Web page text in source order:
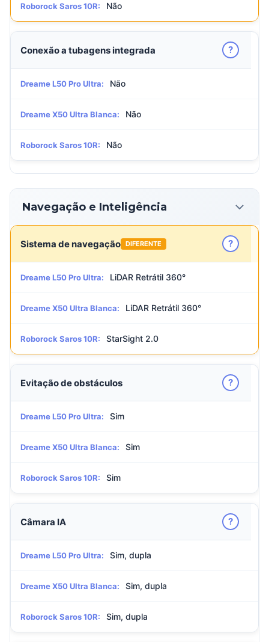
Roborock Saros 10R: Não
Conexão a tubagens integrada ?
Dreame L50 Pro Ultra: Não
Dreame X50 Ultra Blanca: Não
Roborock Saros 10R: Não
Navegação e Inteligência
Sistema de navegação DIFERENTE ?
Dreame L50 Pro Ultra: LiDAR Retrátil 360°
Dreame X50 Ultra Blanca: LiDAR Retrátil 360°
Roborock Saros 10R: StarSight 2.0
Evitação de obstáculos ?
Dreame L50 Pro Ultra: Sim
Dreame X50 Ultra Blanca: Sim
Roborock Saros 10R: Sim
Câmara IA ?
Dreame L50 Pro Ultra: Sim, dupla
Dreame X50 Ultra Blanca: Sim, dupla
Roborock Saros 10R: Sim, dupla